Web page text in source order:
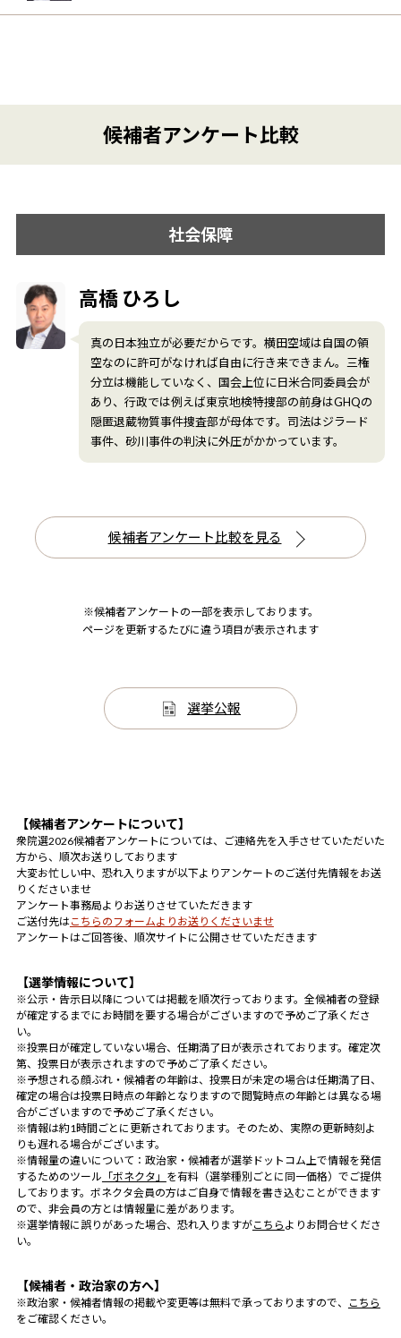
候補者アンケート比較
社会保障
高橋 ひろし
真の日本独立が必要だからです。横田空域は自国の領
空なのに許可がなければ自由に行き来できまん。三権
分立は機能していなく、国会上位に日米合同委員会が
あり、行政では例えば東京地検特捜部の前身はGHQの
隠匿退蔵物質事件捜査部が母体です。司法はジラード
事件、砂川事件の判決に外圧がかかっています。
候補者アンケート比較を見る
※候補者アンケートの一部を表示しております。
ページを更新するたびに違う項目が表示されます
選挙公報
【候補者アンケートについて】
衆院選2026候補者アンケートについては、ご連絡先を入手させていただいた
方から、順次お送りしております
大変お忙しい中、恐れ入りますが以下よりアンケートのご送付先情報をお送
りくださいませ
アンケート事務局よりお送りさせていただきます
ご送付先はこちらのフォームよりお送りくださいませ
アンケートはご回答後、順次サイトに公開させていただきます
【選挙情報について】
※公示・告示日以降については掲載を順次行っております。全候補者の登録
が確定するまでにお時間を要する場合がございますので予めご了承くださ
い。
※投票日が確定していない場合、任期満了日が表示されております。確定次
第、投票日が表示されますので予めご了承ください。
※予想される顔ぶれ・候補者の年齢は、投票日が未定の場合は任期満了日、
確定の場合は投票日時点の年齢となりますので閲覧時点の年齢とは異なる場
合がございますので予めご了承ください。
※情報は約1時間ごとに更新されております。そのため、実際の更新時刻よ
りも遅れる場合がございます。
※情報量の違いについて：政治家・候補者が選挙ドットコム上で情報を発信
するためのツール 「ボネクタ」 を有料（選挙種別ごとに同一価格）でご提供
しております。ボネクタ会員の方はご自身で情報を書き込むことができます
ので、非会員の方とは情報量に差があります。
※選挙情報に誤りがあった場合、恐れ入りますがこちら よりお問合せくださ
い。
【候補者・政治家の方へ】
※政治家・候補者情報の掲載や変更等は無料で承っておりますので、
こちら
をご確認ください。